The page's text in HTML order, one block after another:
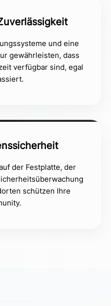
und eine
gewährleisten, dass
verfügbar sind, egal
der Festplatte, der
schützen Ihre